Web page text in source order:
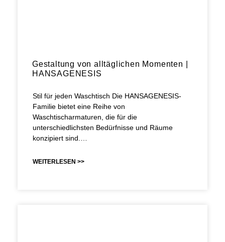
Gestaltung von alltäglichen Momenten |
HANSAGENESIS
Stil für jeden Waschtisch Die HANSAGENESIS-
Familie bietet eine Reihe von
Waschtischarmaturen, die für die
unterschiedlichsten Bedürfnisse und Räume
konzipiert sind.…
WEITERLESEN >>